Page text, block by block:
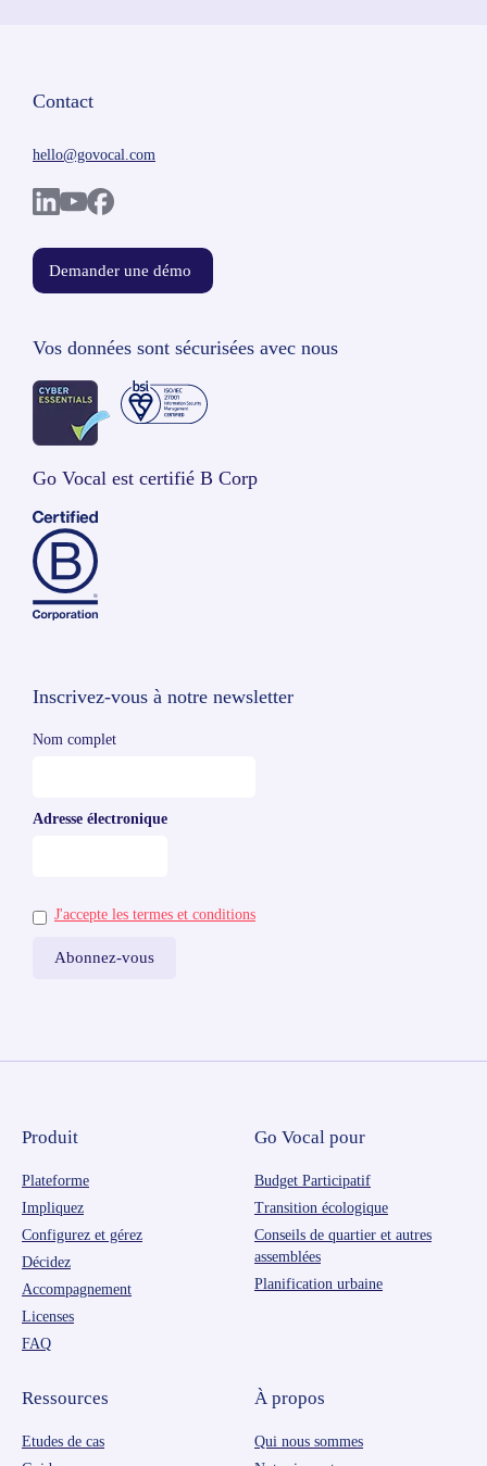
Contact
hello@govocal.com
Demander une démo
Vos données sont sécurisées avec nous
Go Vocal est certifié B Corp
Inscrivez-vous à notre newsletter
Nom complet
Adresse électronique
J'accepte les termes et conditions
Produit
Plateforme
Impliquez
Configurez et gérez
Décidez
Accompagnement
Licenses
FAQ
Go Vocal pour
Budget Participatif
Transition écologique
Conseils de quartier et autres
assemblées
Planification urbaine
Ressources
Etudes de cas
À propos
Qui nous sommes